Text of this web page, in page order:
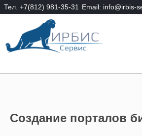
Тел. +7(812) 981-35-31 Email: info@irbis-
Создание порталов